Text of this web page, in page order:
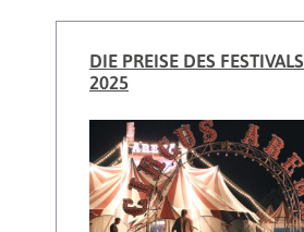
DIE PREISE DES FESTIVALS
2025